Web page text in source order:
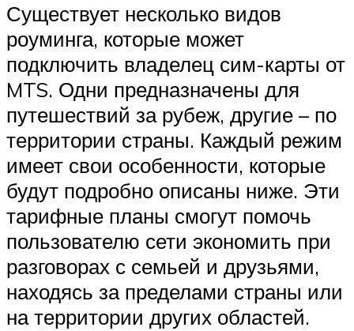
Существует несколько видов
роуминга, которые может
подключить владелец сим-карты от
MTS. Одни предназначены для
путешествий за рубеж, другие – по
территории страны. Каждый режим
имеет свои особенности, которые
будут подробно описаны ниже. Эти
тарифные планы смогут помочь
пользователю сети экономить при
разговорах с семьей и друзьями,
находясь за пределами страны или
на территории других областей.